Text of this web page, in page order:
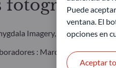
fotográficos
Imagery, Collection E+ y
: Marcella Barbieri
Puede
ventana. El
opciones en
Aceptar